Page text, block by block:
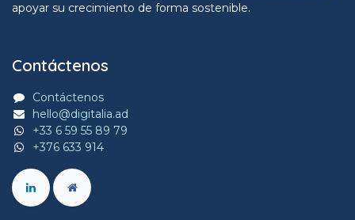
apoyar su crecimiento de forma sostenible.
Contáctenos
Contáctenos
hello@digitalia.ad
+33 6 59 55 89 79
+376 633 914